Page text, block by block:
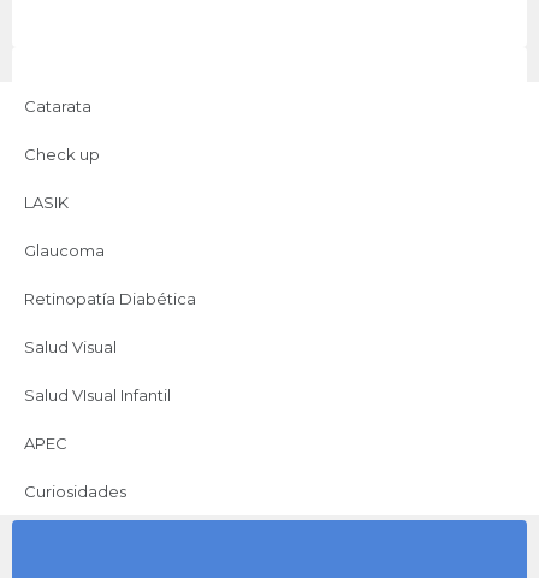
Catarata
Check up
LASIK
Glaucoma
Retinopatía Diabética
Salud Visual
Salud VIsual Infantil
APEC
Curiosidades
Lo más leído